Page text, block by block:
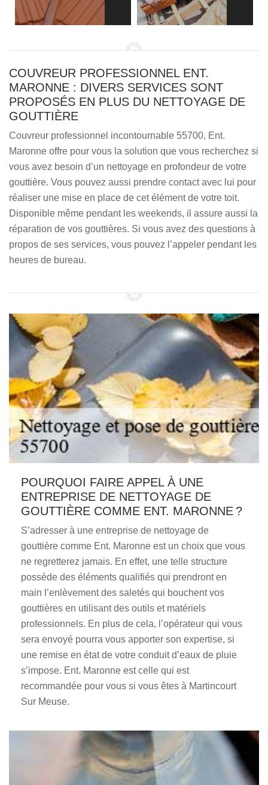
COUVREUR PROFESSIONNEL ENT.
MARONNE : DIVERS SERVICES SONT
PROPOSÉS EN PLUS DU NETTOYAGE DE
GOUTTIÈRE
Couvreur professionnel incontournable 55700, Ent.
Maronne offre pour vous la solution que vous recherchez si
vous avez besoin d’un nettoyage en profondeur de votre
gouttière. Vous pouvez aussi prendre contact avec lui pour
réaliser une mise en place de cet élément de votre toit.
Disponible même pendant les weekends, il assure aussi la
réparation de vos gouttières. Si vous avez des questions à
propos de ses services, vous pouvez l’appeler pendant les
heures de bureau.
POURQUOI FAIRE APPEL À UNE
ENTREPRISE DE NETTOYAGE DE
GOUTTIÈRE COMME ENT. MARONNE ?
S’adresser à une entreprise de nettoyage de
gouttière comme Ent. Maronne est un choix que vous
ne regretterez jamais. En effet, une telle structure
possède des éléments qualifiés qui prendront en
main l’enlèvement des saletés qui bouchent vos
gouttières en utilisant des outils et matériels
professionnels. En plus de cela, l’opérateur qui vous
sera envoyé pourra vous apporter son expertise, si
une remise en état de votre conduit d’eaux de pluie
s’impose. Ent. Maronne est celle qui est
recommandée pour vous si vous êtes à Martincourt
Sur Meuse.